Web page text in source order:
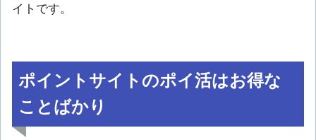
イトです。
ポイントサイトのポイ活はお得な
ことばかり